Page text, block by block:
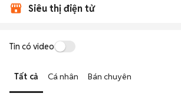
Siêu thị điện tử
Tin có video
Tất cả Cá nhân Bán chuyên